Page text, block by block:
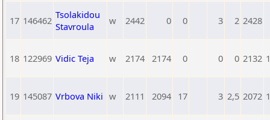
17 146462 Tsolakidou
Stavroula
w 2442 0 0 3 2 2428
18 122969 Vidic Teja w 2174 2174 0 0 0 2132
19 145087 Vrbova Niki w 2111 2094 17 3 2,5 2072